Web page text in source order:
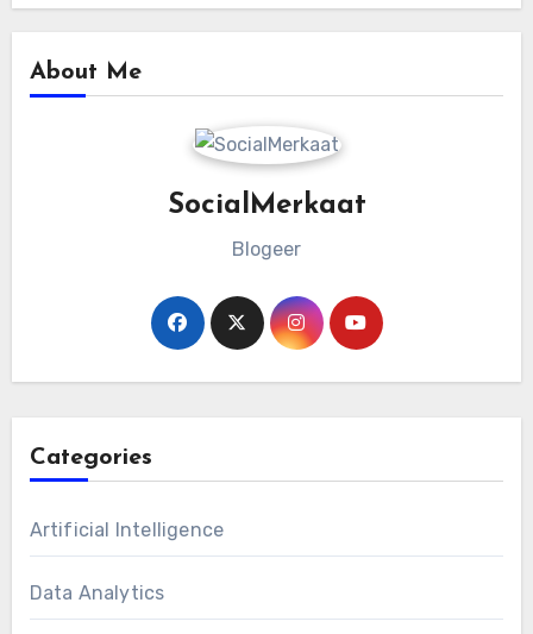
About Me
SocialMerkaat
Blogeer
Categories
Artificial Intelligence
Data Analytics